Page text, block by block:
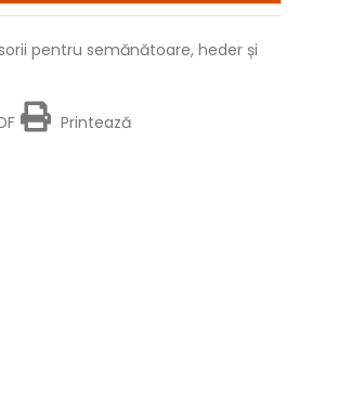
pentru semănătoare, heder și
Printează